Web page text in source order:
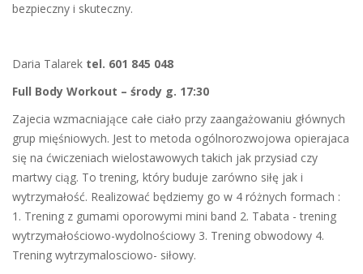
bezpieczny i skuteczny.
Daria Talarek tel. 601 845 048
Full Body Workout – środy g. 17:30
Zajecia wzmacniające całe ciało przy zaangażowaniu głównych
grup mięśniowych. Jest to metoda ogólnorozwojowa opierajaca
się na ćwiczeniach wielostawowych takich jak przysiad czy
martwy ciąg. To trening, który buduje zarówno siłę jak i
wytrzymałość. Realizować będziemy go w 4 różnych formach :
1. Trening z gumami oporowymi mini band 2. Tabata - trening
wytrzymałościowo-wydolnościowy 3. Trening obwodowy 4.
Trening wytrzymalosciowo- siłowy.